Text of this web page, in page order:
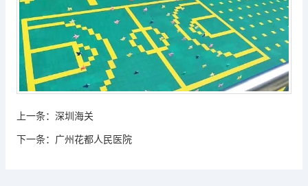
上一条： 深圳海关
下一条： 广州花都人民医院